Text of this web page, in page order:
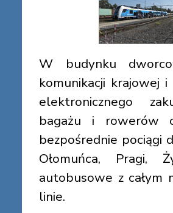
W budynku
komunikacji krajowej
elektronicznego
bagażu i rowerów
bezpośrednie pociągi
Ołomuńca, Pragi,
autobusowe z całym
linie.